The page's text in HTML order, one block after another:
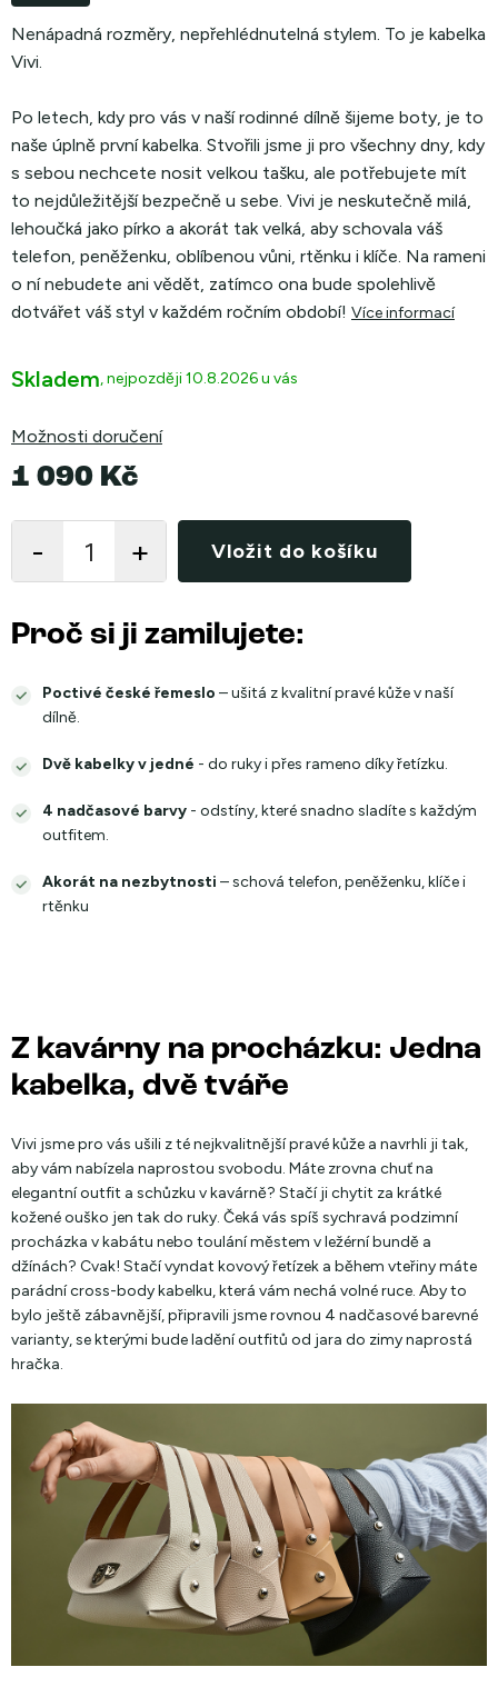
Nenápadná rozměry, nepřehlédnutelná stylem. To je kabelka
Vivi.
Po letech, kdy pro vás v naší rodinné dílně šijeme boty, je to
naše úplně první kabelka. Stvořili jsme ji pro všechny dny, kdy
s sebou nechcete nosit velkou tašku, ale potřebujete mít
to nejdůležitější bezpečně u sebe. Vivi je neskutečně milá,
lehoučká jako pírko a akorát tak velká, aby schovala váš
telefon, peněženku, oblíbenou vůni, rtěnku i klíče. Na rameni
o ní nebudete ani vědět, zatímco ona bude spolehlivě
dotvářet váš styl v každém ročním období! Více informací
Skladem 10.8.2026
Možnosti doručení
1 090 Kč
cena:
Vložit do košíku
Proč si ji zamilujete:
Poctivé české řemeslo – ušitá z kvalitní pravé kůže v naší
dílně.
Dvě kabelky v jedné - do ruky i přes rameno díky řetízku.
4 nadčasové barvy - odstíny, které snadno sladíte s každým
outfitem.
Akorát na nezbytnosti – schová telefon, peněženku, klíče i
rtěnku
Z kavárny na procházku: Jedna
kabelka, dvě tváře
Vivi jsme pro vás ušili z té nejkvalitnější pravé kůže a navrhli ji tak,
aby vám nabízela naprostou svobodu. Máte zrovna chuť na
elegantní outfit a schůzku v kavárně? Stačí ji chytit za krátké
kožené ouško jen tak do ruky. Čeká vás spíš sychravá podzimní
procházka v kabátu nebo toulání městem v ležérní bundě a
džínách? Cvak! Stačí vyndat kovový řetízek a během vteřiny máte
parádní cross-body kabelku, která vám nechá volné ruce. Aby to
bylo ještě zábavnější, připravili jsme rovnou 4 nadčasové barevné
varianty, se kterými bude ladění outfitů od jara do zimy naprostá
hračka.